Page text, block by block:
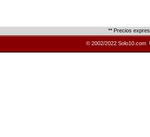
** Precios
© 2002/2022 Solo10.com